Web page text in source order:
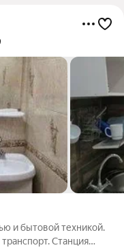
и бытовой техникой.
Станция